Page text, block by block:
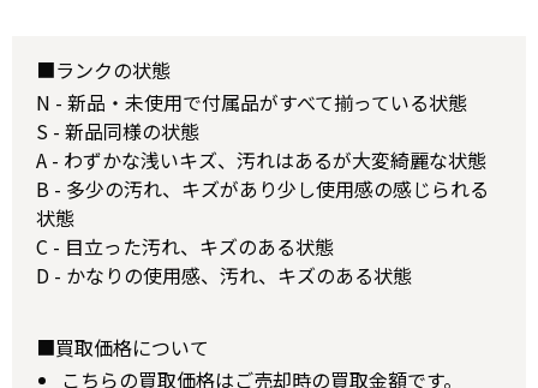
■ランクの状態
N - 新品・未使用で付属品がすべて揃っている状態
S - 新品同様の状態
A - わずかな浅いキズ、汚れはあるが大変綺麗な状態
B - 多少の汚れ、キズがあり少し使用感の感じられる
状態
C - 目立った汚れ、キズのある状態
D - かなりの使用感、汚れ、キズのある状態
■買取価格について
こちらの買取価格はご売却時の買取金額です。